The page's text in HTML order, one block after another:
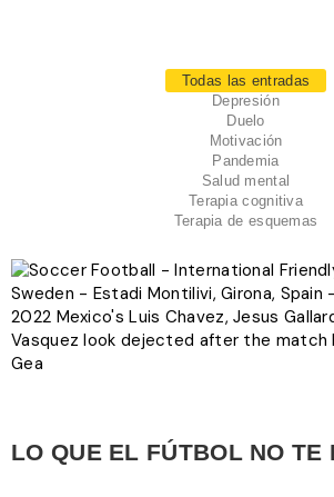
Todas las entradas
Depresión
Duelo
Motivación
Pandemia
Salud mental
Terapia cognitiva
Terapia de esquemas
LO QUE EL FÚTBOL NO TE